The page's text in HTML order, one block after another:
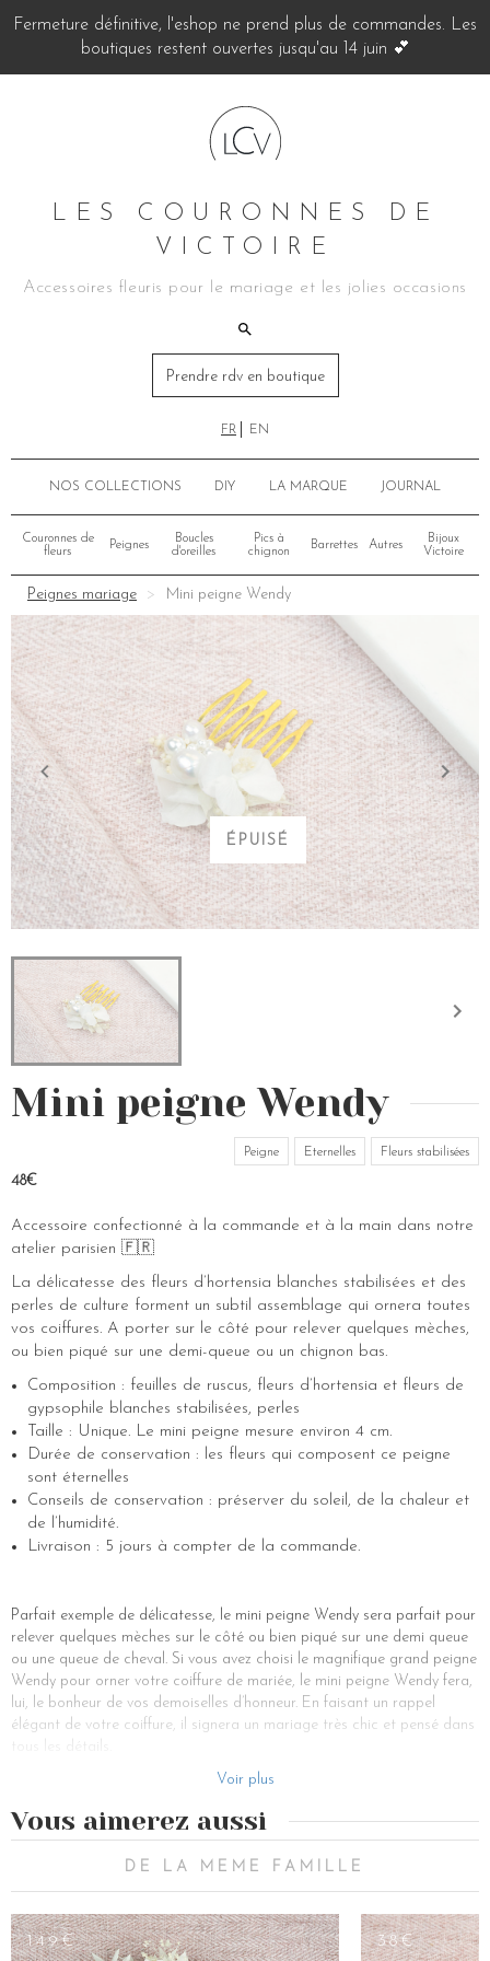
Fermeture définitive, l'eshop ne prend plus de commandes. Les
boutiques restent ouvertes jusqu'au 14 juin 💕
LES COURONNES DE
VICTOIRE
Accessoires fleuris pour le mariage et les jolies occasions
Prendre rdv en boutique
FR EN
NOS COLLECTIONS DIY LA MARQUE JOURNAL
Couronnes de
fleurs
Peignes
Boucles
d'oreilles
Pics à
chignon
Barrettes Autres
Bijoux
Victoire
Peignes mariage Mini peigne Wendy
ÉPUISÉ
Mini peigne Wendy
Peigne Eternelles Fleurs stabilisées
48€
Accessoire confectionné à la commande et à la main dans notre
atelier parisien 🇫🇷
La délicatesse des fleurs d’hortensia blanches stabilisées et des
perles de culture forment un subtil assemblage qui ornera toutes
vos coiffures. A porter sur le côté pour relever quelques mèches,
ou bien piqué sur une demi-queue ou un chignon bas.
Composition : feuilles de ruscus, fleurs d’hortensia et fleurs de
gypsophile blanches stabilisées, perles
Taille : Unique. Le mini peigne mesure environ 4 cm.
Durée de conservation : les fleurs qui composent ce peigne
sont éternelles
Conseils de conservation : préserver du soleil, de la chaleur et
de l’humidité.
Livraison : 5 jours à compter de la commande.
Parfait exemple de délicatesse, le mini peigne Wendy sera parfait pour
relever quelques mèches sur le côté ou bien piqué sur une demi queue
ou une queue de cheval. Si vous avez choisi le magnifique grand peigne
Wendy pour orner votre coiffure de mariée, le mini peigne Wendy fera,
lui, le bonheur de vos demoiselles d’honneur. En faisant un rappel
élégant de votre coiffure, il signera un mariage très chic et pensé dans
Joliment façonné à la main, il vous ravira en mariant du limonium blanc
ensemble lumineux et raffiné.
Les fleurs qui composent ce mini peigne ont été stabilisées. L’avantage
simples sont néanmoins à respecter pour garder à ce mini peigne fleuri
tout son éclat. Pas d’exposition prolongée au soleil, à la chaleur ou à
Voir plus
Vous aimerez aussi
DE LA MEME FAMILLE
149€ 38€